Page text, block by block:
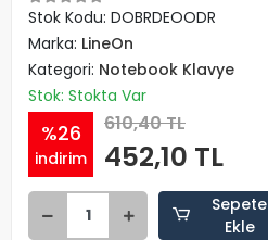
Stok Kodu: DOBRDEOODR
Marka: LineOn
Kategori: Notebook Klavye
Stok: Stokta Var
%26
indirim
610,40 TL
452,10 TL
Sepete
Ekle